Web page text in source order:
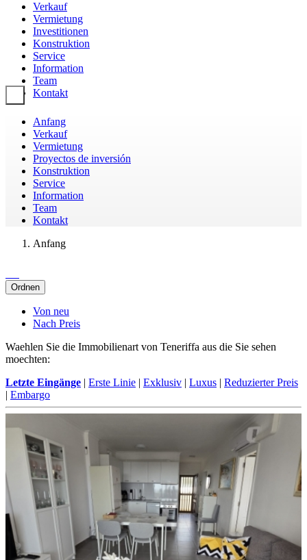
Verkauf
Vermietung
Investitionen
Konstruktion
Service
Information
Team
Kontakt
Toggle navigation
Anfang
Verkauf
Vermietung
Proyectos de inversión
Konstruktion
Service
Information
Team
Kontakt
Anfang
Ordnen
Von neu
Nach Preis
Waehlen Sie die Immobilienart von Teneriffa aus die Sie sehen
moechten:
Letzte Eingänge | Erste Linie | Exklusiv | Luxus | Reduzierter Preis
| Embargo